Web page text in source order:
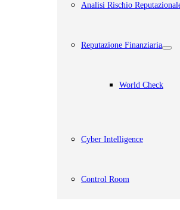
Analisi Rischio
Reputazione Finanziaria
World Check
Cyber Intelligence
Control Room